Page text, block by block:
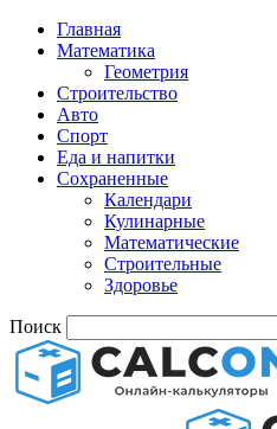
Главная
Математика
Геометрия
Строительство
Авто
Спорт
Еда и напитки
Сохраненные
Календари
Кулинарные
Математические
Строительные
Здоровье
Поиск